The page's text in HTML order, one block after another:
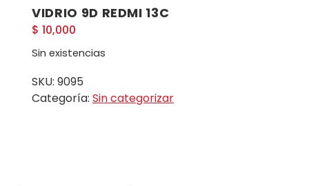
VIDRIO 9D REDMI 13C
$ 10,000
Sin existencias
SKU: 9095
Categoría: Sin categorizar